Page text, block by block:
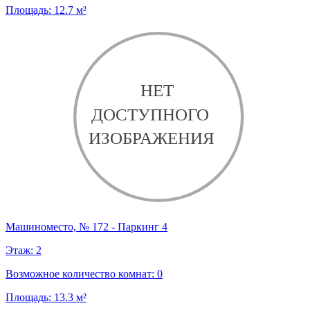
Площадь: 12.7 м²
Машиноместо, № 172 - Паркинг 4
Этаж: 2
Возможное количество комнат: 0
Площадь: 13.3 м²